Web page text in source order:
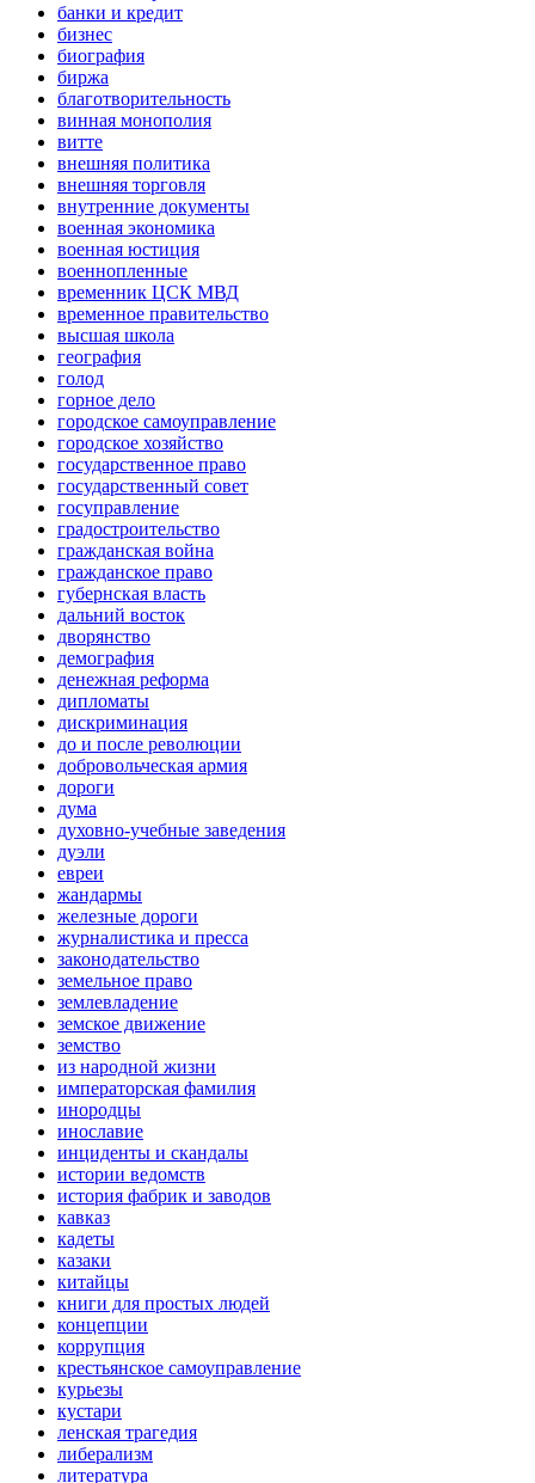
банки и кредит
бизнес
биография
биржа
благотворительность
винная монополия
витте
внешняя политика
внешняя торговля
внутренние документы
военная экономика
военная юстиция
военнопленные
временник ЦСК МВД
временное правительство
высшая школа
география
голод
горное дело
городское самоуправление
городское хозяйство
государственное право
государственный совет
госуправление
градостроительство
гражданская война
гражданское право
губернская власть
дальний восток
дворянство
демография
денежная реформа
дипломаты
дискриминация
до и после революции
добровольческая армия
дороги
дума
духовно-учебные заведения
дуэли
евреи
жандармы
железные дороги
журналистика и пресса
законодательство
земельное право
землевладение
земское движение
земство
из народной жизни
императорская фамилия
инородцы
инославие
инциденты и скандалы
истории ведомств
история фабрик и заводов
кавказ
кадеты
казаки
китайцы
книги для простых людей
концепции
коррупция
крестьянское самоуправление
курьезы
кустари
ленская трагедия
либерализм
литература